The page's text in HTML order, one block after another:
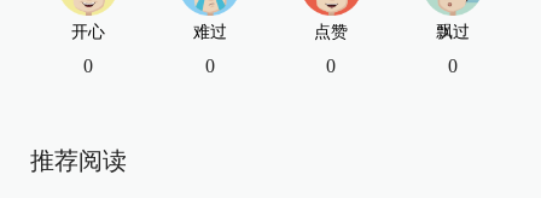
开心
0
难过
0
点赞
0
飘过
0
推荐阅读